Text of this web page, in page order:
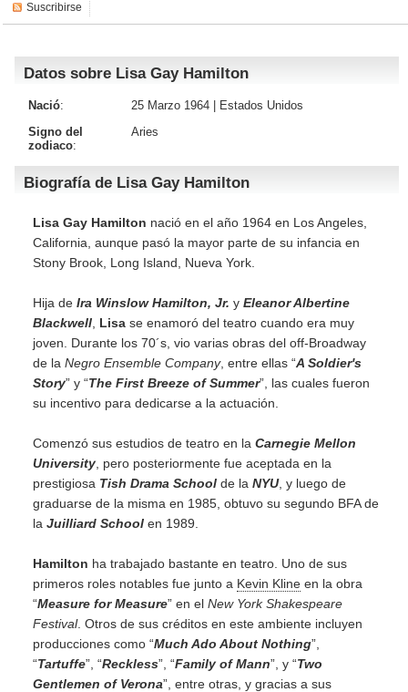
Iniciar sesión
Suscribirse
Datos sobre Lisa Gay Hamilton
Nació: 25 Marzo 1964 |
Estados Unidos
Signo del
zodiaco:
Aries
Biografía de Lisa Gay Hamilton
Lisa Gay Hamilton nació en el año 1964 en Los Angeles,
California, aunque pasó la mayor parte de su infancia en
Stony Brook, Long Island, Nueva York.
Hija de Ira Winslow Hamilton, Jr. y Eleanor Albertine
Blackwell Lisa se enamoró del teatro cuando era muy
joven. Durante los 70´s, vio varias obras del off-Broadway
de la Negro Ensemble Company, entre ellas “A Soldier's
Story” y “The First Breeze of Summer”, las cuales fueron
su incentivo para dedicarse a la actuación.
Comenzó sus estudios de teatro en la Carnegie Mellon
University , pero posteriormente fue aceptada en la
prestigiosa Tish Drama School de la NYU, y luego de
graduarse de la misma en 1985, obtuvo su segundo BFA de
la Juilliard School en 1989.
Hamilton ha trabajado bastante en teatro. Uno de sus
primeros roles notables fue junto a Kevin Kline en la obra
“Measure for Measure” en el New York Shakespeare
Festival. Otros de sus créditos en este ambiente incluyen
producciones como “Much Ado About Nothing”,
“Tartuffe”, “Reckless”, “Family of Mann”, y “Two
Gentlemen of Verona”, entre otras, y gracias a sus